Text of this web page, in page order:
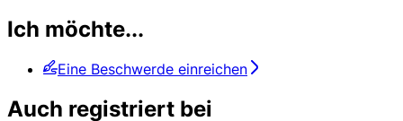
Ich möchte...
Eine Beschwerde einreichen
Auch registriert bei